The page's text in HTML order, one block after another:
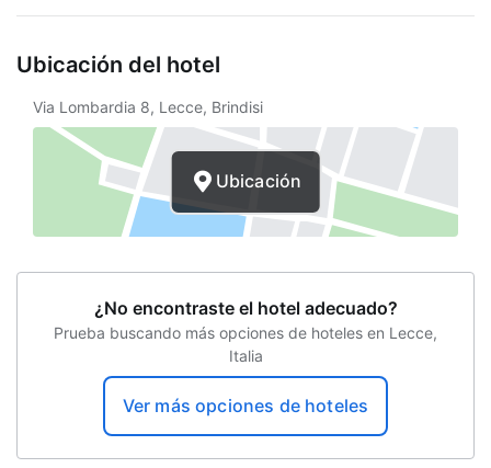
Servicios de lavandería
Servicio médico
Caja de seguridad
Cambio de divisas
Elevador
Vista al jardín
Terraza
Biblioteca
Sala de reuniones
Ubicación del hotel
Via Lombardia 8, Lecce, Brindisi
Ubicación
¿No encontraste el hotel adecuado?
Prueba buscando más opciones de hoteles en Lecce,
Italia
Ver más opciones de hoteles